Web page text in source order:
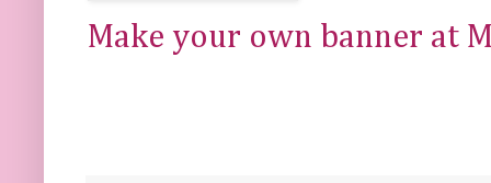
Make your own banner at